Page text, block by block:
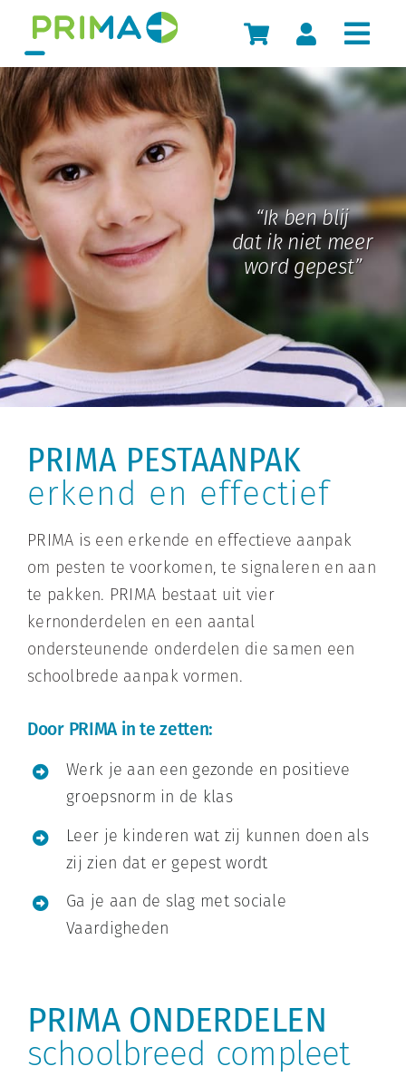
content
“Ik ben blij
dat ik niet meer
word gepest”
PRIMA PESTAANPAK
erkend en effectief
PRIMA is een erkende en effectieve aanpak
om pesten te voorkomen, te signaleren en aan
te pakken. PRIMA bestaat uit vier
kernonderdelen en een aantal
ondersteunende onderdelen die samen een
schoolbrede aanpak vormen.
Door PRIMA in te zetten:
Werk je aan een gezonde en positieve
groepsnorm in de klas
Leer je kinderen wat zij kunnen doen als
zij zien dat er gepest wordt
Ga je aan de slag met sociale
Vaardigheden
PRIMA ONDERDELEN
schoolbreed compleet